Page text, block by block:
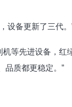
设备更新了三代。
等先进设备，红
品质都更稳定。”